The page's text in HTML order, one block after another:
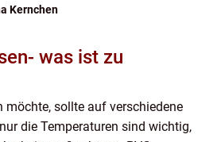
Kernchen
was ist zu
möchte, sollte auf verschiedene
die Temperaturen sind wichtig,